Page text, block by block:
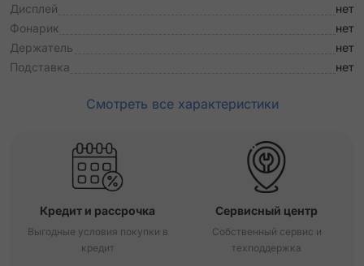
Дисплей
нет
Фонарик
нет
Держатель
нет
Подставка
нет
Смотреть все характеристики
Кредит и рассрочка
Выгодные условия покупки в
кредит
Сервисный центр
Собственный сервис и
техподдержка